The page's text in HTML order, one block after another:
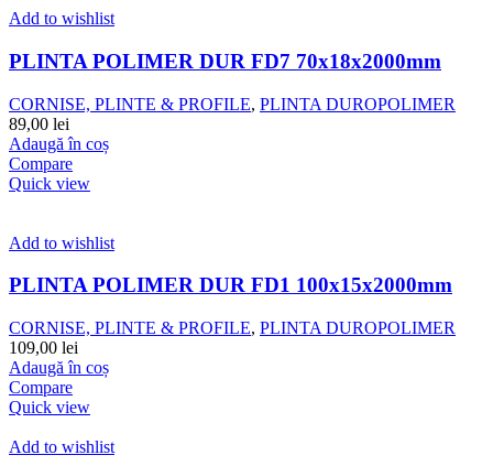
Add to wishlist
PLINTA POLIMER DUR FD7 70x18x2000mm
CORNISE, PLINTE & PROFILE, PLINTA DUROPOLIMER
89,00 lei
Adaugă în coș
Compare
Quick view
Add to wishlist
PLINTA POLIMER DUR FD1 100x15x2000mm
CORNISE, PLINTE & PROFILE, PLINTA DUROPOLIMER
109,00 lei
Adaugă în coș
Compare
Quick view
Add to wishlist